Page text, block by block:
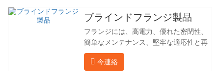
に設立され、三世代にわたる努力を経
て、現在、敷地面積は 50,…
は 46 名です。鍛造品の年間生産量は3万
トン。主に自動車、油圧機械、風力発
電、石油機械部品、建設機械、鉱業、冶
金、造船機械などの産業で関連アクセサ
リーを生産しています。販売される製品
は国内外向けです。同社は独自の技術研
ブラインドフランジ製品
フランジには、高電力、優れた密閉性、
簡単なメンテナンス、堅牢な適応性と再
利用性という恩恵があり、パイプライン
システムにとって不可欠かつ不可欠な要
今連絡